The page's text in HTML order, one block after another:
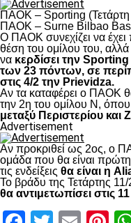
ΠΑΟΚ – Sporting (Τετάρτη
ΠΑΟΚ – Surne Bilbao
Ο ΠΑΟΚ συνεχίζει να έχει
θέση του ομίλου του, αλλά
να κερδίσει την
των 23 πόντων, σε
στις 4/2 την Prievidza.
Αν τα καταφέρει ο ΠΑΟΚ
την 2η του ομίλου Ν,
μεταξύ Περιστερίου και
Advertisement
Αν προκριθεί ως 2ος, ο
ομάδα που θα είναι
τις ενδείξεις θα είναι η
Το βράδυ της Τετάρτης
θα αντιμετωπίσει στις